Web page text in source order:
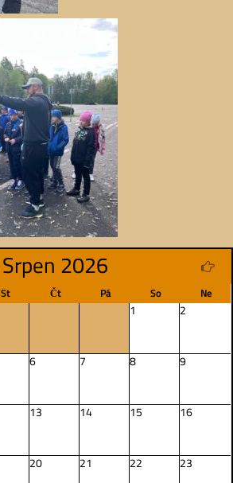
Srpen 2026
St Čt Pá So Ne
1 2
6 7 8 9
13 14 15 16
20 21 22 23